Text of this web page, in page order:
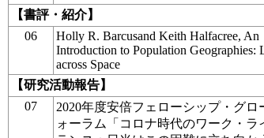
【書評・紹介】
06
Holly R. Barcusand Keith Halfacree, An
Introduction to Population Geographies:
across Space
【研究活動報告】
07
2020年度安倍フェローシップ・グロ
ォーラム「コロナ時代のワーク・ラ